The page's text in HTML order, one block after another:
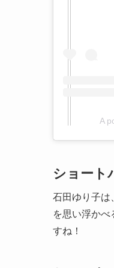
A
ショート
石田ゆり子は
を思い浮か
すね！